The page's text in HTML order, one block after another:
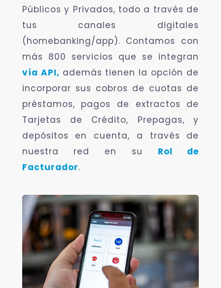
Públicos y Privados, todo a través de
tus canales digitales
(homebanking/app). Contamos con
más 800 servicios que se integran
vía API, además tienen la opción de
incorporar sus cobros de cuotas de
préstamos, pagos de extractos de
Tarjetas de Crédito, Prepagas, y
depósitos en cuenta, a través de
nuestra red en su Rol de
Facturador.